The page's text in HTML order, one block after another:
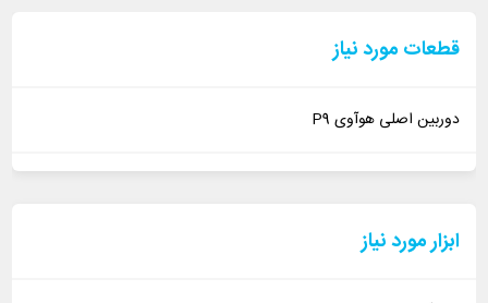
قطعات مورد نیاز
دوربین اصلی هوآوی P9
ابزار مورد نیاز